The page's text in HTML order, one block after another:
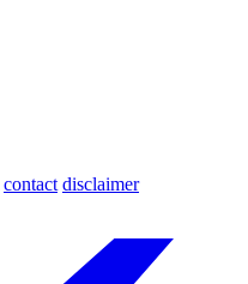
contact disclaimer